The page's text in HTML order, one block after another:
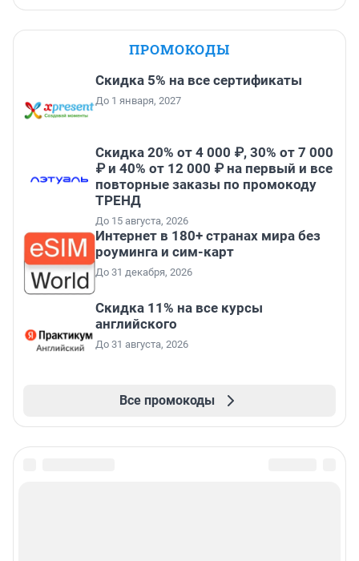
ПРОМОКОДЫ
Скидка 5% на все сертификаты
До 1 января, 2027
Скидка 20% от 4 000 ₽, 30% от 7 000
₽ и 40% от 12 000 ₽ на первый и все
повторные заказы по промокоду
ТРЕНД
До 15 августа, 2026
Интернет в 180+ странах мира без
роуминга и сим-карт
До 31 декабря, 2026
Скидка 11% на все курсы
английского
До 31 августа, 2026
Все промокоды